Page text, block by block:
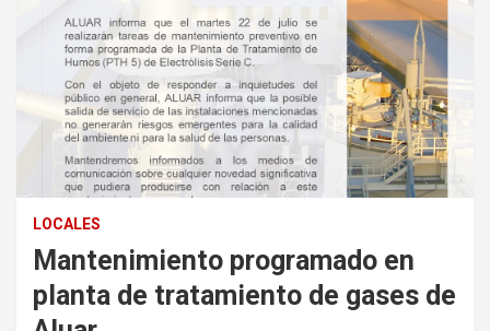
LOCALES
Mantenimiento programado en
planta de tratamiento de gases de